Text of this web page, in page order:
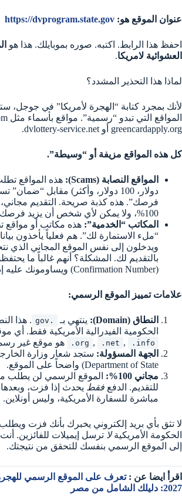
عنوان الموقع هو: https://dvprogram.state.gov
احفظ هذا الرابط. اكتبه. صوره بموبايلك. هذا هو
العشوائية لامريكا.
لماذا هذا التحذير المشدد؟
لأنك بمجرد كتابة “الهجرة لأمريكا” في جوجل،
greencardapply.org أو dvlottery-service.net.
كل هذه المواقع مزيفة أو “وسيطة”.
المواقع النصابة (Scams):
دولار، 100 دولار، وأكثر) مقابل
فرصك”. هذه كذبة صريحة. التقديم مجاني،
100%، ولا يمكن لأي شخص أن يزيد فرصك.
المكاتب “الخدمية”: هذه مكاتب أو
“ملء الاستمارة لك”. هم فعلياً يأخذون
ويدخلون إلى نفس الموقع المجاني الذي
بالتقديم لك. المشكلة؟ أنهم غالباً ما
(Confirmation Number) ويساومونك عليه إذا فزت.
علامات تمييز الموقع الرسمي:
النطاق (Domain): ينتهي بـ .gov
. هذا
الحكومية الفيدرالية الأمريكية فقط. أي
.org , .net , .info
هو موقع غير
الجهة المسؤولة:
Department of State) واضحاً على الموقع.
مجاني 100%:
الموقع الرسمي لن يطلب
للتقديم. الدفع فقط يحدث إذا فزت،
مباشرة للسفارة الأمريكية، وليس أونلاين.
لا تثق بأي بريد إلكتروني يخبرك بأنك فزت
الحكومة الأمريكيةلا ترسل إيميلات للفائزين.
إلى الموقع الرسمي بنفسك للتحقق من نتيجتك.
اقرأ ايضا عن :تعرف على الموقع الرسمي للهجرة
2027: دليلك الشامل من مصر